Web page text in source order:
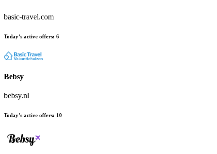
basic-travel.com
Today’s active offers: 6
Bebsy
bebsy.nl
Today’s active offers: 10